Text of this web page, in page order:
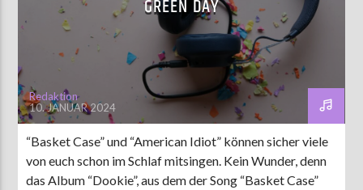
AKTUELLE SENDUNG
MOEBIUS
12:00 24:00
ZU HÖREN INMünster 90,9 MHzSteinfurt103,9 MHz
GREEN DAY
Redaktion
10. JANUAR 2024
“Basket Case” und “American Idiot” können sicher viele
von euch schon im Schlaf mitsingen. Kein Wunder, denn
das Album “Dookie”, aus dem der Song “Basket Case”